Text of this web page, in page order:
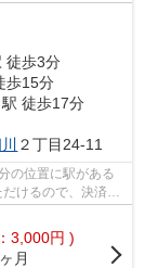
徒歩3分
歩15分
駅 徒歩17分
２丁目24-11
の位置に駅がある
けるので、決済の
3,000円 )
月